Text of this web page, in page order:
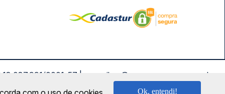
0001-57 | saconibus@queropassagem.com.br
Ok, entendi!